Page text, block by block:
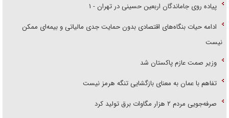
پیاده روی جاماندگان اربعین حسینی در تهران - ۱
ادامه حیات بنگاه‌های اقتصادی بدون حمایت جدی مالیاتی و بیمه‌ای ممکن
نیست
وزیر صمت عازم پاکستان شد
تفاهم با عمان به معنای بازگشایی تنگه هرمز نیست
صرفه‌جویی مردم ۲ هزار مگاوات برق تولید کرد